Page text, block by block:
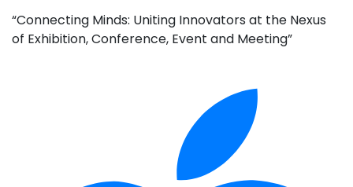
“Connecting Minds: Uniting Innovators at the Nexus
of Exhibition, Conference, Event and Meeting”